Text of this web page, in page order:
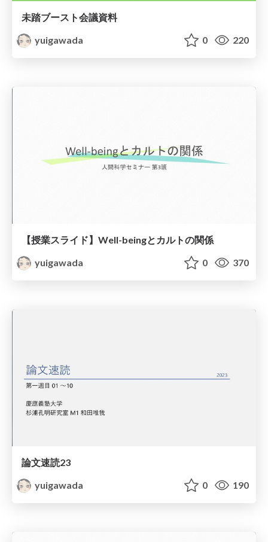
未踏ブースト会議資料
yuigawada
0 220
【授業スライド】Well-beingとカルトの関係
yuigawada
0 370
論文速読23
yuigawada
0 190